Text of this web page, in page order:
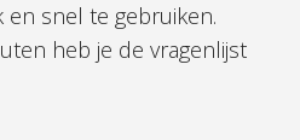
en snel te gebruiken.
heb je de vragenlijst